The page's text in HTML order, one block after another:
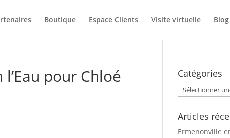
Boutique Espace Clients Visite virtuelle Blog
pour Chloé Catégories
Catégories
Articles
Ermenonville